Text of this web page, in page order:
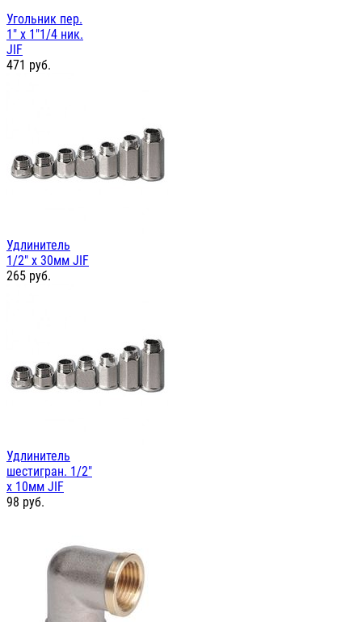
Угольник пер.
1" х 1"1/4 ник.
JIF
471 руб.
Удлинитель
1/2" х 30мм JIF
265 руб.
Удлинитель
шестигран. 1/2"
х 10мм JIF
98 руб.